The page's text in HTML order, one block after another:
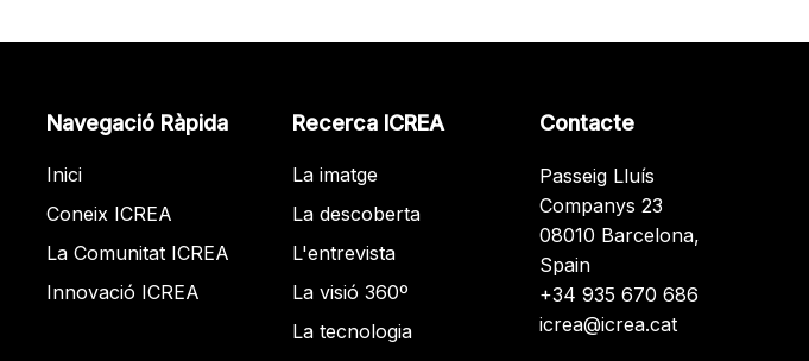
Navegació Ràpida
Inici
Coneix ICREA
La Comunitat ICREA
Innovació ICREA
Recerca ICREA
La imatge
La descoberta
L'entrevista
La visió 360º
La tecnologia
Contacte
Passeig Lluís
Companys 23
08010 Barcelona,
Spain
+34 935 670 686
icrea@icrea.cat